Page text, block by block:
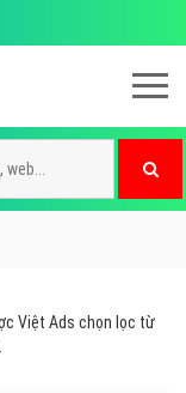
Việt Ads chọn lọc từ